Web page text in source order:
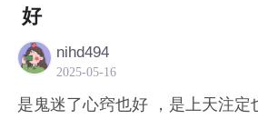
好
nihd494
2025-05-16
是鬼迷了心窍也好 ，是上天注定